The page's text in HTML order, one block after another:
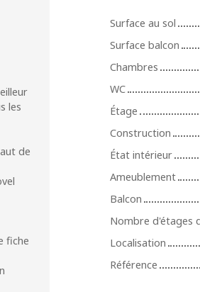
les
de
fiche
Surface au sol
Surface balcon
Chambres
WC
Étage
Construction
État intérieur
Ameublement
Balcon
Nombre d'étages
Localisation
Référence